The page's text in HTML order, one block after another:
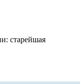
старейшая